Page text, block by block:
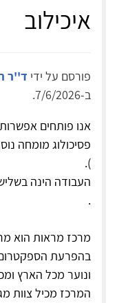
איכילוב
פורסם על ידי ד''ר
ב-7/6/2026.
אנו פותחים
פסיכולוג מומחה
).
.
מרכז מראות הוא
בהפרעת הספקטרום
ונוער מכל הארץ
המרכז מכיל צוות